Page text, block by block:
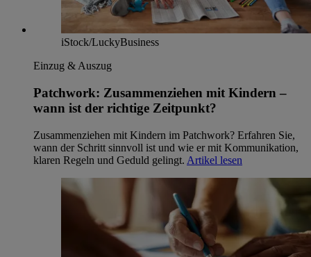
iStock/LuckyBusiness
Einzug & Auszug
Patchwork: Zusammenziehen mit Kindern –
wann ist der richtige Zeitpunkt?
Zusammenziehen mit Kindern im Patchwork? Erfahren Sie,
wann der Schritt sinnvoll ist und wie er mit Kommunikation,
klaren Regeln und Geduld gelingt. Artikel lesen